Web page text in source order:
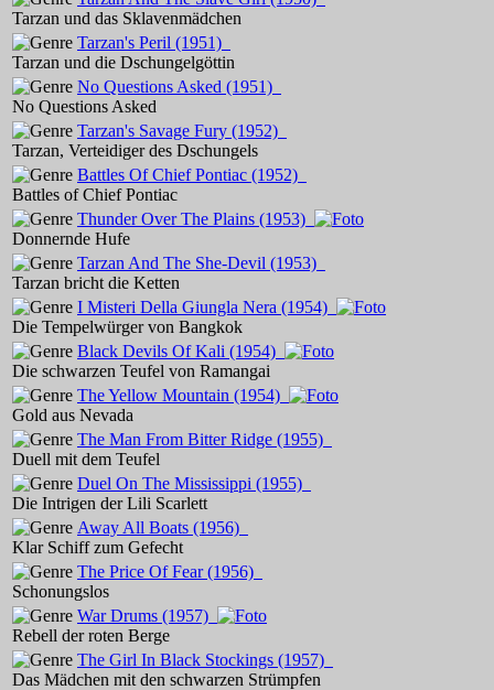
Tarzan und das Sklavenmädchen
Tarzan's Peril (1951)
Tarzan und die Dschungelgöttin
No Questions Asked (1951)
No Questions Asked
Tarzan's Savage Fury (1952)
Tarzan, Verteidiger des Dschungels
Battles Of Chief Pontiac (1952)
Battles of Chief Pontiac
Thunder Over The Plains (1953)
Donnernde Hufe
Tarzan And The She-Devil (1953)
Tarzan bricht die Ketten
I Misteri Della Giungla Nera (1954)
Die Tempelwürger von Bangkok
Black Devils Of Kali (1954)
Die schwarzen Teufel von Ramangai
The Yellow Mountain (1954)
Gold aus Nevada
The Man From Bitter Ridge (1955)
Duell mit dem Teufel
Duel On The Mississippi (1955)
Die Intrigen der Lili Scarlett
Away All Boats (1956)
Klar Schiff zum Gefecht
The Price Of Fear (1956)
Schonungslos
War Drums (1957)
Rebell der roten Berge
The Girl In Black Stockings (1957)
Das Mädchen mit den schwarzen Strümpfen